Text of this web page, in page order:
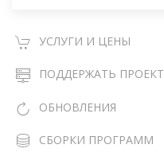
УСЛУГИ И ЦЕНЫ
ПОДДЕРЖАТЬ ПРОЕКТ
ОБНОВЛЕНИЯ
СБОРКИ ПРОГРАММ